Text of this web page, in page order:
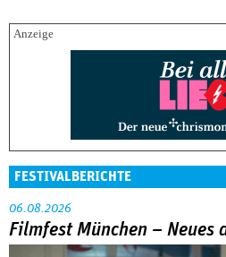
FESTIVALBERICHTE
06.08.2026
Filmfest München – Neues